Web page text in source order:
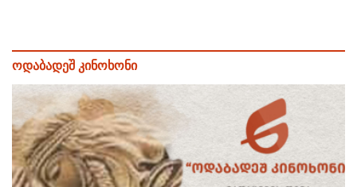
ოდაბადეშ კინოხონი